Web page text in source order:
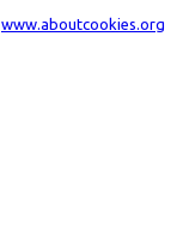
www.aboutcookies.org